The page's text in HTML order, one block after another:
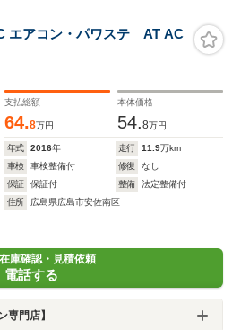
エアコン・パワステ AT AC
支払総額
64.8万円
本体価格
54.8万円
年式 2016年 走行 11.9万km
車検
車検整備付 修復
なし
保証
保証付 整備
法定整備付
住所
広島県広島市安佐南区
庫確認・見積依頼
電話する
専門店】